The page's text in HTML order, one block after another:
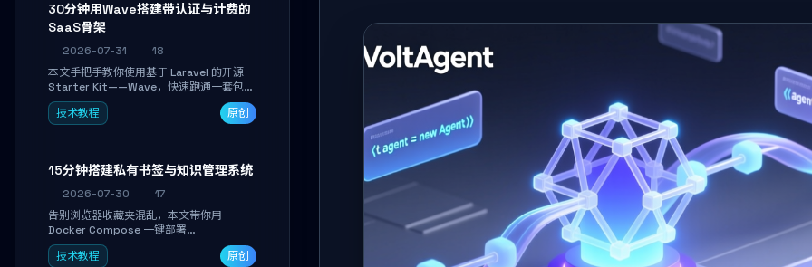
30分钟用Wave搭建带认证与计费的
SaaS骨架
2026-07-31
18
本文手把手教你使用基于 Laravel 的开源
Starter Kit——Wave，快速跑通一套包含
用户认证、订阅计费、角色权限和后台管理
的完整 SaaS 骨架。附带 Stripe 测试支付
技术教程 原创
15分钟搭建私有书签与知识管理系统
2026-07-30
17
告别浏览器收藏夹混乱，本文带你用
Docker Compose 一键部署
Linkwarden。15 分钟完成私有书签系统搭
建，掌握网页快照归档、高亮批注、分类管
技术教程 原创